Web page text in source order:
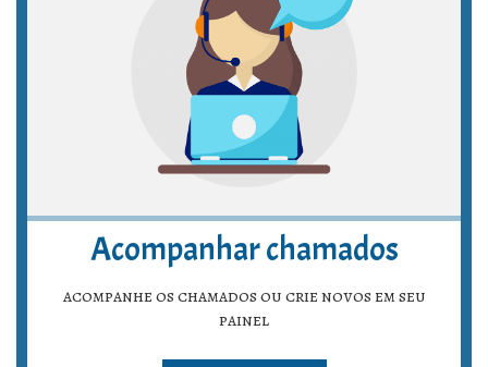
Acompanhar chamados
acompanhe os chamados ou crie novos em seu
painel